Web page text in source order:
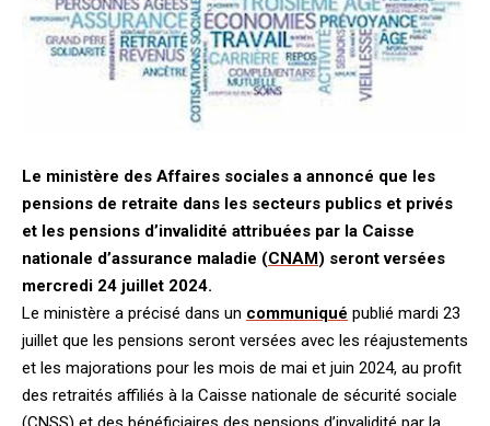
Le ministère des Affaires sociales a annoncé que les
pensions de retraite dans les secteurs publics et privés
et les pensions d’invalidité attribuées par la Caisse
nationale d’assurance maladie (CNAM) seront versées
mercredi 24 juillet 2024.
Le ministère a précisé dans un communiqué publié mardi 23
juillet que les pensions seront versées avec les réajustements
et les majorations pour les mois de mai et juin 2024, au profit
des retraités affiliés à la Caisse nationale de sécurité sociale